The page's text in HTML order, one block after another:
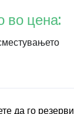
во цена:
да го